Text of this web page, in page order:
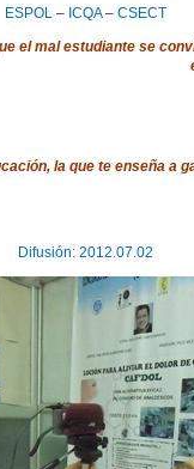
ESPOL– ICQA– CSECT
el mal estudiante se
la que te enseña a
Difusión: 2012.07.02